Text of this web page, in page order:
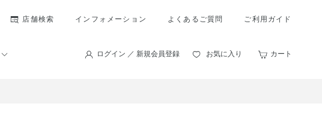
店舗検索 インフォメーション よくあるご質問 ご利用ガイド
ログイン ／ 新規会員登録 お気に入り カート